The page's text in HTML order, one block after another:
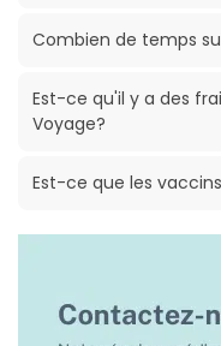
Combien de temps
Est-ce qu'il y a des
Voyage?
Est-ce que les